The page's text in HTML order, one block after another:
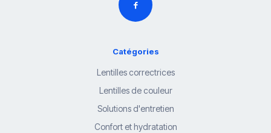
Catégories
Lentilles correctrices
Lentilles de couleur
Solutions d'entretien
Confort et hydratation